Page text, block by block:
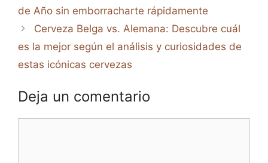
de Año sin emborracharte rápidamente
Cerveza Belga vs. Alemana: Descubre cuál
es la mejor según el análisis y curiosidades de
estas icónicas cervezas
Deja un comentario